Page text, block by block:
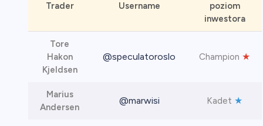
Trader Username
poziom
inwestora
Tore
Hakon
Kjeldsen
@speculatoroslo Champion ★
Marius
Andersen
@marwisi Kadet ★